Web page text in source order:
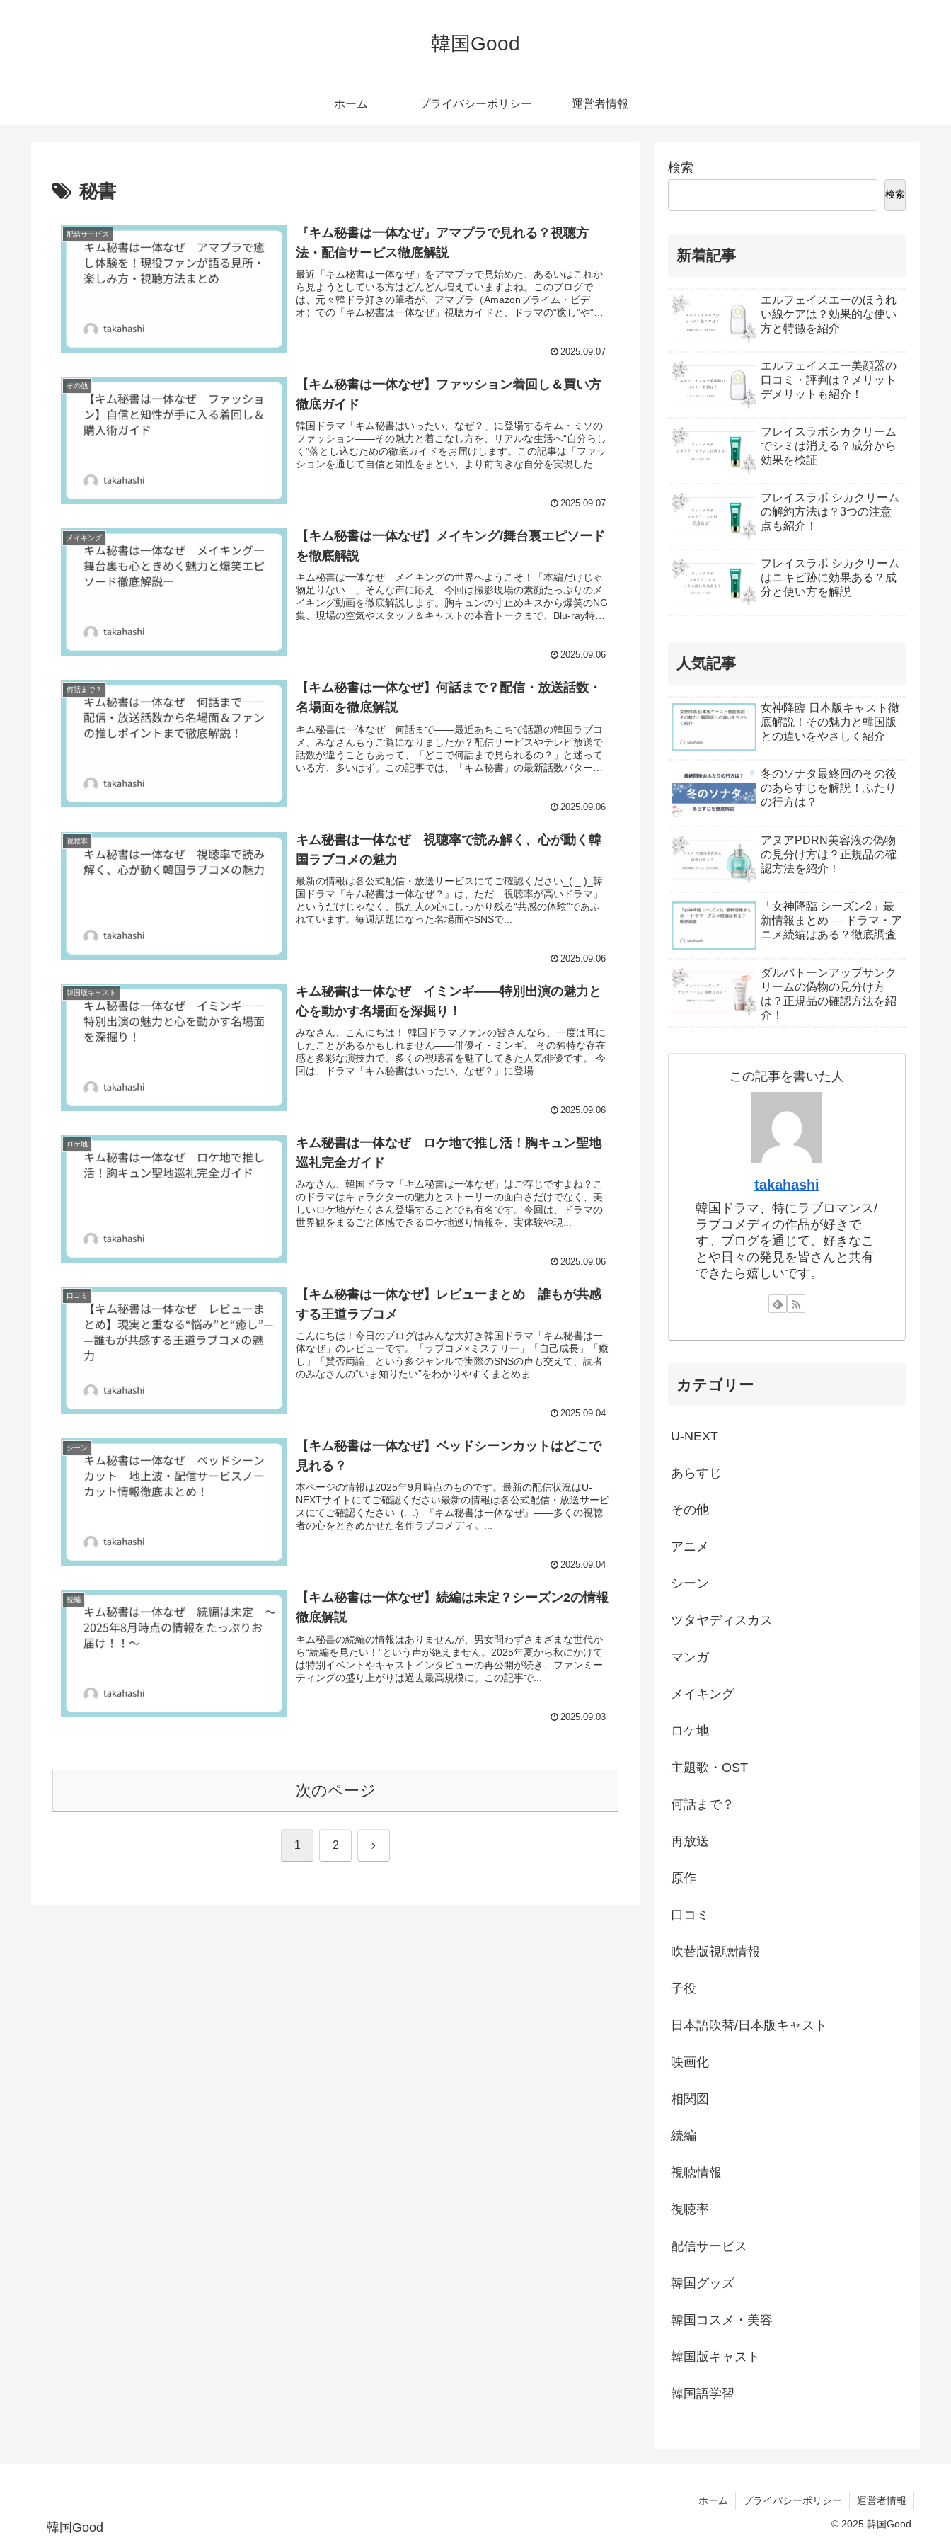
韓国Good
ホーム プライバシーポリシー 運営者情報
秘書
配信サービス
『キム秘書は一体なぜ』アマプラで見れる？視聴方
法・配信サービス徹底解説
最近「キム秘書は一体なぜ」をアマプラで見始めた、あるいはこれか
ら見ようとしている方はどんどん増えていますよね。このブログで
は、元々韓ドラ好きの筆者が、アマプラ（Amazonプライム・ビデ
オ）での「キム秘書は一体なぜ」視聴ガイドと、ドラマの“癒し”や“共
2025.09.07
その他
【キム秘書は一体なぜ】ファッション着回し＆買い方
徹底ガイド
韓国ドラマ「キム秘書はいったい、なぜ？」に登場するキム・ミソの
ファッション——その魅力と着こなし方を、リアルな生活へ“自分らし
く”落とし込むための徹底ガイドをお届けします。この記事は「ファッ
ションを通じて自信と知性をまとい、より前向きな自分を実現した
2025.09.07
メイキング
【キム秘書は一体なぜ】メイキング/舞台裏エピソード
を徹底解説
キム秘書は一体なぜ メイキングの世界へようこそ！「本編だけじゃ
物足りない…」そんな声に応え、今回は撮影現場の素顔たっぷりのメ
イキング動画を徹底解説します。胸キュンの寸止めキスから爆笑のNG
集、現場の空気やスタッフ＆キャストの本音トークまで、Blu-ray特典
その裏側を知ればもっとドラマが好きになるはず。ファンの口コミや
う。
2025.09.06
何話まで？
【キム秘書は一体なぜ】何話まで？配信・放送話数・
名場面を徹底解説
キム秘書は一体なぜ 何話まで――最近あちこちで話題の韓国ラブコ
メ、みなさんもうご覧になりましたか？配信サービスやテレビ放送で
話数が違うこともあって、「どこで何話まで見られるの？」と迷って
いる方、多いはず。この記事では、「キム秘書」の最新話数パターン
2025.09.06
視聴率
キム秘書は一体なぜ 視聴率で読み解く、心が動く韓
国ラブコメの魅力
最新の情報は各公式配信・放送サービスにてご確認ください_(._.)_韓
国ドラマ『キム秘書は一体なぜ？』は、ただ「視聴率が高いドラマ」
というだけじゃなく、観た人の心にしっかり残る“共感の体験”であふ
れています。毎週話題になった名場面やSNSで...
2025.09.06
韓国版キャスト
キム秘書は一体なぜ イミンギ――特別出演の魅力と
心を動かす名場面を深掘り！
みなさん、こんにちは！ 韓国ドラマファンの皆さんなら、一度は耳に
したことがあるかもしれません――俳優イ・ミンギ。 その独特な存在
感と多彩な演技力で、多くの視聴者を魅了してきた人気俳優です。 今
回は、ドラマ「キム秘書はいったい、なぜ？」に登場...
2025.09.06
ロケ地
キム秘書は一体なぜ ロケ地で推し活！胸キュン聖地
巡礼完全ガイド
みなさん、韓国ドラマ「キム秘書は一体なぜ」はご存じですよね？こ
のドラマはキャラクターの魅力とストーリーの面白さだけでなく、美
しいロケ地がたくさん登場することでも有名です。今回は、ドラマの
世界観をまるごと体感できるロケ地巡り情報を、実体験や現...
2025.09.06
口コミ
【キム秘書は一体なぜ】レビューまとめ 誰もが共感
する王道ラブコメ
こんにちは！今日のブログはみんな大好き韓国ドラマ「キム秘書は一
体なぜ」のレビューです。「ラブコメ×ミステリー」「自己成長」「癒
し」「賛否両論」という多ジャンルで実際のSNSの声も交えて、読者
のみなさんの“いま知りたい”をわかりやすくまとめま...
2025.09.04
シーン
【キム秘書は一体なぜ】ベッドシーンカットはどこで
見れる？
本ページの情報は2025年9月時点のものです。最新の配信状況はU-
NEXTサイトにてご確認ください最新の情報は各公式配信・放送サービ
スにてご確認ください_(._.)_『キム秘書は一体なぜ』――多くの視聴
者の心をときめかせた名作ラブコメディ。...
2025.09.04
続編
【キム秘書は一体なぜ】続編は未定？シーズン2の情報
徹底解説
キム秘書の続編の情報はありませんが、男女問わずさまざまな世代か
ら“続編を見たい！”という声が絶えません。2025年夏から秋にかけて
は特別イベントやキャストインタビューの再公開が続き、ファンミー
ティングの盛り上がりは過去最高規模に。この記事で...
2025.09.03
次のページ
1 2 次
検索
検索
新着記事
エルフェイスエーのほうれ
い線ケアは？効果的な使い
方と特徴を紹介
エルフェイスエー美顔器の
口コミ・評判は？メリット
デメリットも紹介！
フレイスラボシカクリーム
でシミは消える？成分から
効果を検証
フレイスラボ シカクリーム
の解約方法は？3つの注意
点も紹介！
フレイスラボ シカクリーム
はニキビ跡に効果ある？成
分と使い方を解説
人気記事
女神降臨 日本版キャスト徹
底解説！その魅力と韓国版
との違いをやさしく紹介
冬のソナタ最終回のその後
のあらすじを解説！ふたり
の行方は？
アヌアPDRN美容液の偽物
の見分け方は？正規品の確
認方法を紹介！
「女神降臨 シーズン2」最
新情報まとめ ― ドラマ・ア
ニメ続編はある？徹底調査
ダルバトーンアップサンク
リームの偽物の見分け方
は？正規品の確認方法を紹
介！
この記事を書いた人
takahashi
韓国ドラマ、特にラブロマンス/
ラブコメディの作品が好きで
す。ブログを通じて、好きなこ
とや日々の発見を皆さんと共有
できたら嬉しいです。
カテゴリー
U-NEXT
あらすじ
その他
アニメ
シーン
ツタヤディスカス
マンガ
メイキング
ロケ地
主題歌・OST
何話まで？
再放送
原作
口コミ
吹替版視聴情報
子役
日本語吹替/日本版キャスト
映画化
相関図
続編
視聴情報
視聴率
配信サービス
韓国グッズ
韓国コスメ・美容
韓国版キャスト
韓国語学習
韓国Good
ホーム プライバシーポリシー 運営者情報
© 2025 韓国Good.